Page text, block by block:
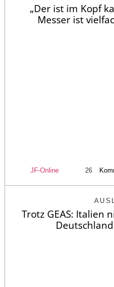
„Der ist im Kopf
Messer ist
JF-Online 26
Trotz GEAS: Italien